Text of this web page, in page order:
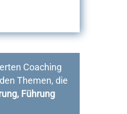
Coaching
Themen, die
Führung